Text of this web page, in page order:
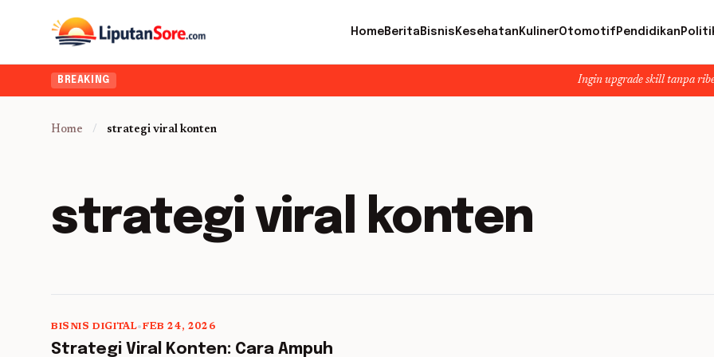
HomeBerita Bisnis Kesehatan KulinerOtomotif Pendidikan
BREAKING Ingin upgrade skill tanpa ribet?
Home / strategi viral konten
strategi viral konten
5 min read
BISNIS DIGITAL•FEB 24, 2026
Strategi Viral Konten: Cara Ampuh